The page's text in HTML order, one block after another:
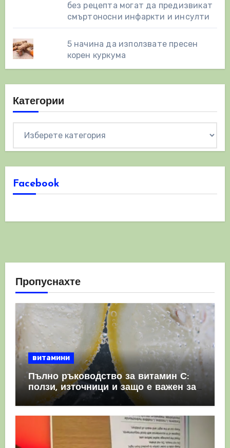
без рецепта могат да предизвикат
смъртоносни инфаркти и инсулти
5 начина да използвате пресен
корен куркума
Категории
Facebook
Пропуснахте
витамини
Пълно ръководство за витамин С:
ползи, източници и защо е важен за
имунната система